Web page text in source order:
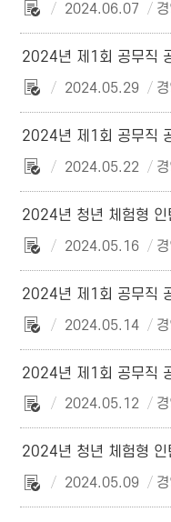
2024.06.07
2024.05.29
2024.05.22
2024.05.16
2024.05.14
2024.05.12
2024년 청년 체험형 인
2024.05.09